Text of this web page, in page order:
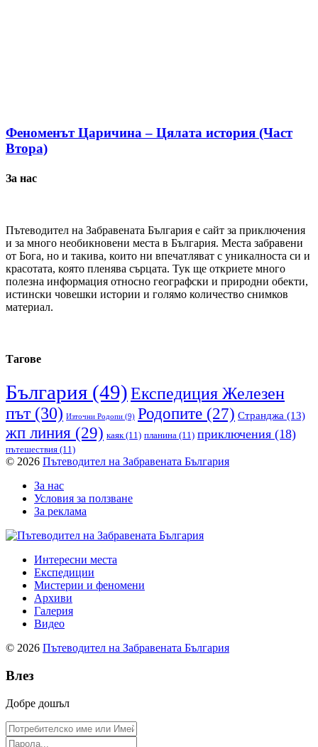
Феноменът Царичина – Цялата история (Част
Втора)
За нас
Пътеводител на Забравената България е сайт за приключения
и за много необикновени места в България. Места забравени
от Бога, но и такива, които ни впечатляват с уникалноста си и
красотата, която пленява сърцата. Тук ще откриете много
полезна информация относно географски и природни обекти,
истински човешки истории и голямо количество снимков
материал.
Тагове
България (49)Експедиция Железен
път(30) Източни Родопи (9) Родопите (27) Странджа (13)
жп линия (29) каяк(11) планина (11) приключения (18)
пътешествия (11)
© 2026 Пътеводител на Забравената България
За нас
Условия за ползване
За реклама
Интересни места
Експедиции
Мистерии и феномени
Архиви
Галерия
Видео
© 2026 Пътеводител на Забравената България
Влез
Добре дошъл